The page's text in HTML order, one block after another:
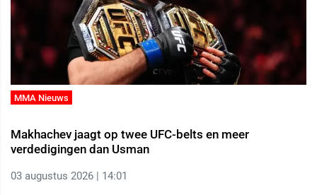
MMA Nieuws
Makhachev jaagt op twee UFC-belts en meer
verdedigingen dan Usman
03 augustus 2026 | 14:01